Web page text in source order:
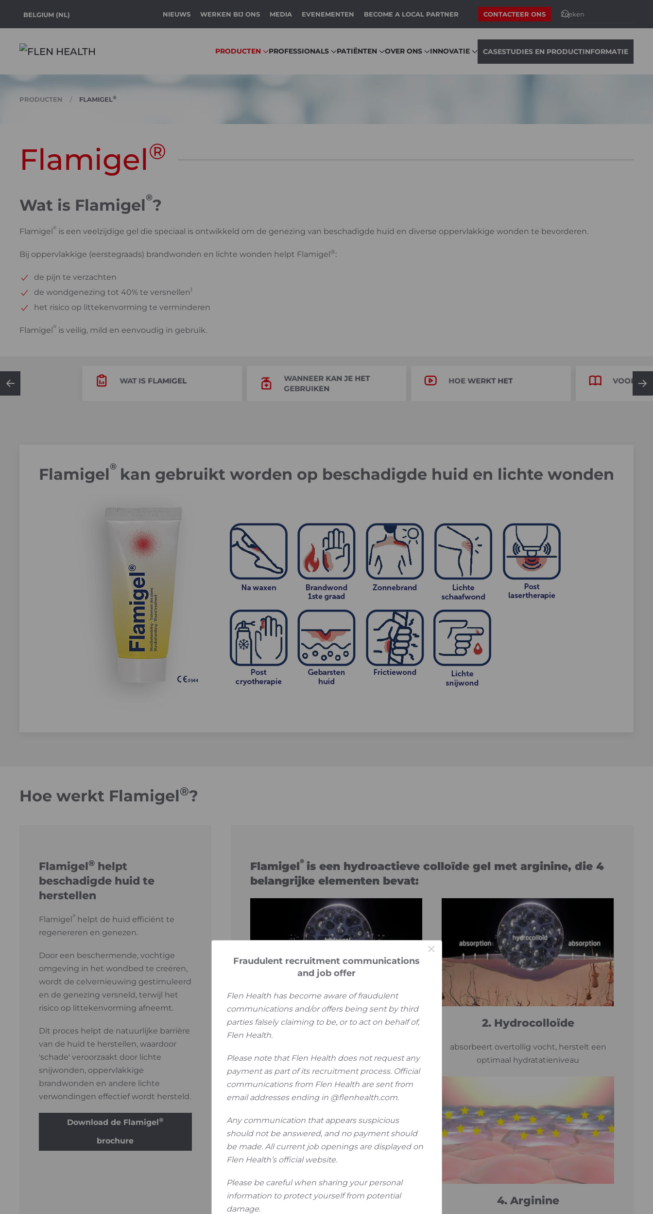
BELGIUM (NL) NIEUWS WERKEN BIJ ONS MEDIA EVENEMENTEN BECOME A LOCAL PARTNER CONTACTEER ONS
PRODUCTEN PROFESSIONALS PATIËNTEN OVER ONS INNOVATIE CASESTUDIES EN PRODUCTINFORMATIE
PRODUCTEN FLAMIGEL®
Flamigel®
Wat is Flamigel®?
Flamigel® is een veelzijdige gel die speciaal is ontwikkeld om de genezing van beschadigde huid en diverse oppervlakkige wonden te bevorderen.
Bij oppervlakkige (eerstegraads) brandwonden en lichte wonden helpt Flamigel®:
de pijn te verzachten
de wondgenezing tot 40% te versnellen1
het risico op littekenvorming te verminderen
Flamigel® is veilig, mild en eenvoudig in gebruik.
WAT IS FLAMIGEL
WANNEER KAN JE HET
GEBRUIKEN
HOE WERKT HET
Flamigel® kan gebruikt worden op beschadigde huid en lichte wonden
Hoe werkt Flamigel®?
Flamigel® helpt
beschadigde huid te
herstellen
Flamigel® helpt de huid efficiënt te
regenereren en genezen.
Door een beschermende, vochtige
omgeving in het wondbed te creëren,
wordt de celvernieuwing gestimuleerd
en de genezing versneld, terwijl het
risico op littekenvorming afneemt.
Dit proces helpt de natuurlijke barrière
van de huid te herstellen, waardoor
'schade' veroorzaakt door lichte
snijwonden, oppervlakkige
brandwonden en andere lichte
verwondingen effectief wordt hersteld.
Download de Flamigel®
brochure
Flamigel® is een hydroactieve colloïde gel met arginine, die 4
belangrijke elementen bevat:
1. Hydrogel effect 2. Hydrocolloïde
absorbeert overtollig vocht, herstelt een
optimaal hydratatieniveau
3. Vertakte keten vetzuren 4. Arginine
×
Fraudulent recruitment communications
and job offer
Flen Health has become aware of fraudulent
communications and/or offers being sent by third
parties falsely claiming to be, or to act on behalf of,
Flen Health.
Please note that Flen Health does not request any
payment as part of its recruitment process. Official
communications from Flen Health are sent from
email addresses ending in @flenhealth.com.
Any communication that appears suspicious
should not be answered, and no payment should
be made. All current job openings are displayed on
Flen Health’s official website.
Please be careful when sharing your personal
information to protect yourself from potential
damage.